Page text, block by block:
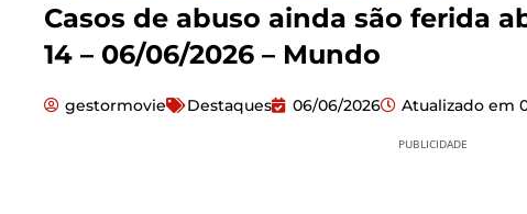
Casos de abuso ainda são ferida
14 – 06/06/2026 – Mundo
gestormovie Destaques 06/06/2026 Atualizado em
PUBLICIDADE